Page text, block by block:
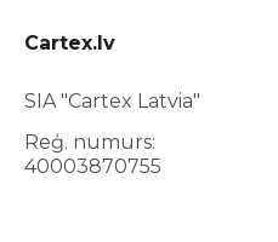
Cartex.lv
SIA "Cartex Latvia"
Reģ. numurs:
40003870755